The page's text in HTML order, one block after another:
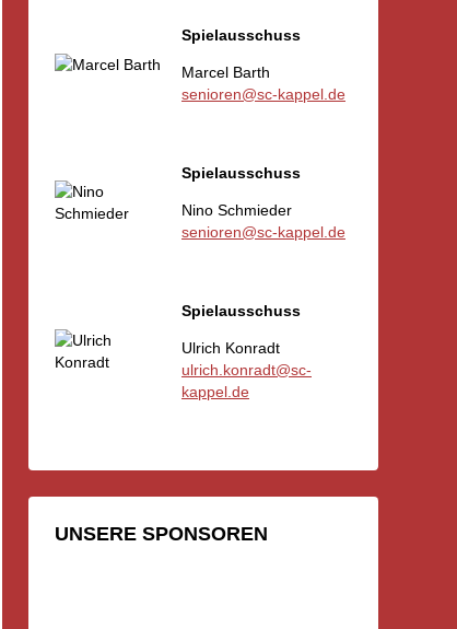
Spielausschuss
Marcel Barth
senioren@sc-kappel.de
Spielausschuss
Nino Schmieder
senioren@sc-kappel.de
Spielausschuss
Ulrich Konradt
ulrich.konradt@sc-
kappel.de
UNSERE SPONSOREN